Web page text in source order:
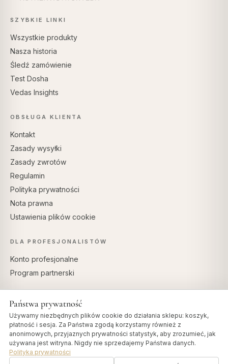
SZYBKIE LINKI
Wszystkie produkty
Nasza historia
Śledź zamówienie
Test Dosha
Vedas Insights
OBSŁUGA KLIENTA
Kontakt
Zasady wysyłki
Zasady zwrotów
Regulamin
Polityka prywatności
Nota prawna
Ustawienia plików cookie
DLA PROFESJONALISTÓW
Konto profesjonalne
Program partnerski
BEZPIECZNE PŁATNOŚCI
Państwa prywatność
Używamy niezbędnych plików cookie do działania sklepu: koszyk,
płatność i sesja. Za Państwa zgodą korzystamy również z
anonimowych, przyjaznych prywatności statystyk, aby zrozumieć, jak
używana jest witryna. Nigdy nie sprzedajemy Państwa danych.
Polityka prywatności